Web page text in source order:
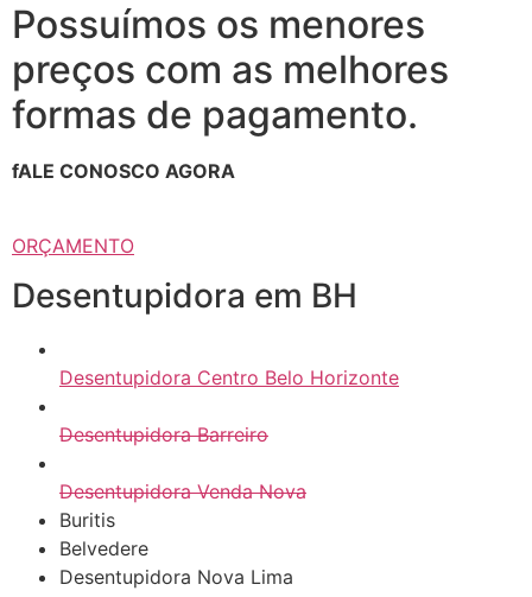
Possuímos os menores
preços com as melhores
formas de pagamento.
fALE CONOSCO AGORA
ORÇAMENTO
Desentupidora em BH
Desentupidora Centro Belo Horizonte
Desentupidora Barreiro
Desentupidora Venda Nova
Buritis
Belvedere
Desentupidora Nova Lima